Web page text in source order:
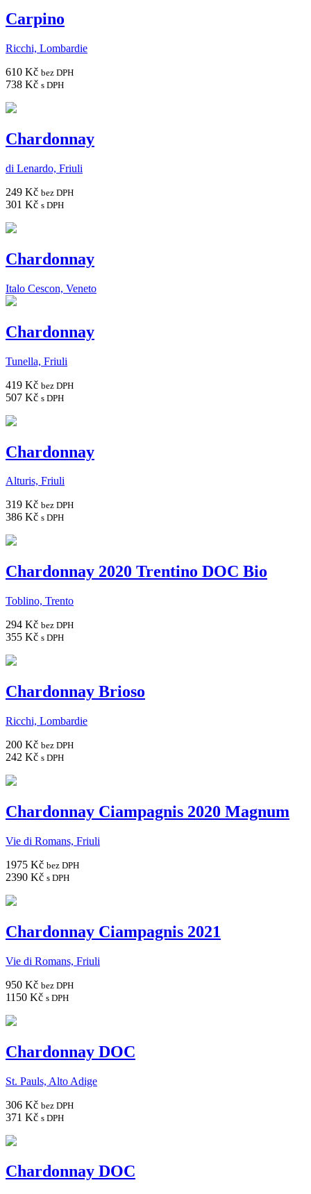
Carpino
Ricchi, Lombardie
610 Kč bez DPH
738 Kč s DPH
Chardonnay
di Lenardo, Friuli
249 Kč bez DPH
301 Kč s DPH
Chardonnay
Italo Cescon, Veneto
Chardonnay
Tunella, Friuli
419 Kč bez DPH
507 Kč s DPH
Chardonnay
Alturis, Friuli
319 Kč bez DPH
386 Kč s DPH
Chardonnay 2020 Trentino DOC Bio
Toblino, Trento
294 Kč bez DPH
355 Kč s DPH
Chardonnay Brioso
Ricchi, Lombardie
200 Kč bez DPH
242 Kč s DPH
Chardonnay Ciampagnis 2020 Magnum
Vie di Romans, Friuli
1975 Kč bez DPH
2390 Kč s DPH
Chardonnay Ciampagnis 2021
Vie di Romans, Friuli
950 Kč bez DPH
1150 Kč s DPH
Chardonnay DOC
St. Pauls, Alto Adige
306 Kč bez DPH
371 Kč s DPH
Chardonnay DOC